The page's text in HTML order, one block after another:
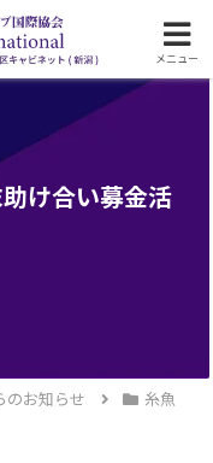
け合い募金活
のお知らせ
糸魚
メニュー